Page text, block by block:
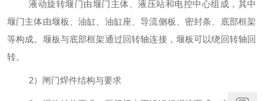
液动旋转堰门由堰门主体、液压站和电控中心组成，其中
堰门主体由堰板、油缸、油缸座、导流侧板、密封条、底部框架
等构成。堰板与底部框架通过回转轴连接，堰板可以绕回转轴回
转。
2）闸门焊件结构与要求